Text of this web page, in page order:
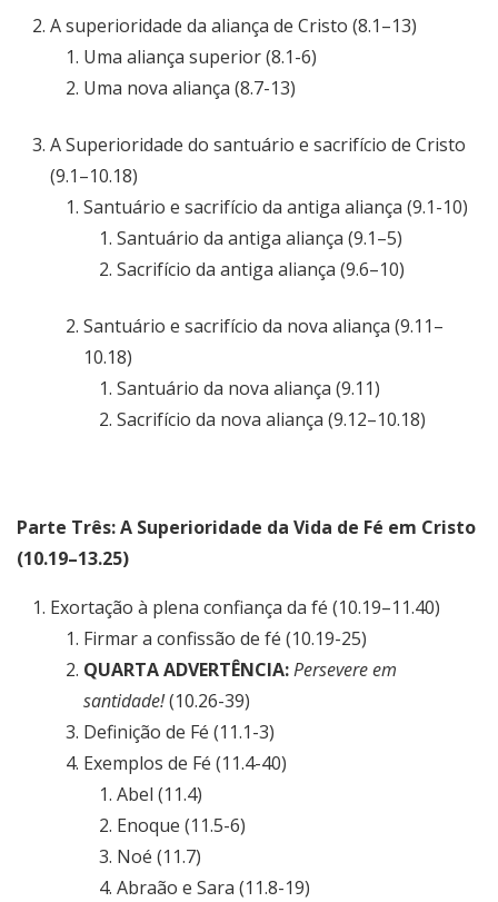
A superioridade da aliança de Cristo (8.1–13)
Uma aliança superior (8.1-6)
Uma nova aliança (8.7-13)
A Superioridade do santuário e sacrifício de Cristo
(9.1–10.18)
Santuário e sacrifício da antiga aliança (9.1-10)
Santuário da antiga aliança (9.1–5)
Sacrifício da antiga aliança (9.6–10)
Santuário e sacrifício da nova aliança (9.11–
10.18)
Santuário da nova aliança (9.11)
Sacrifício da nova aliança (9.12–10.18)
Parte Três: A Superioridade da Vida de Fé em Cristo
(10.19–13.25)
Exortação à plena confiança da fé (10.19–11.40)
Firmar a confissão de fé (10.19-25)
QUARTA ADVERTÊNCIA:Persevere em
santidade!(10.26-39)
Definição de Fé (11.1-3)
Exemplos de Fé (11.4-40)
Abel (11.4)
Enoque (11.5-6)
Noé (11.7)
Abraão e Sara (11.8-19)